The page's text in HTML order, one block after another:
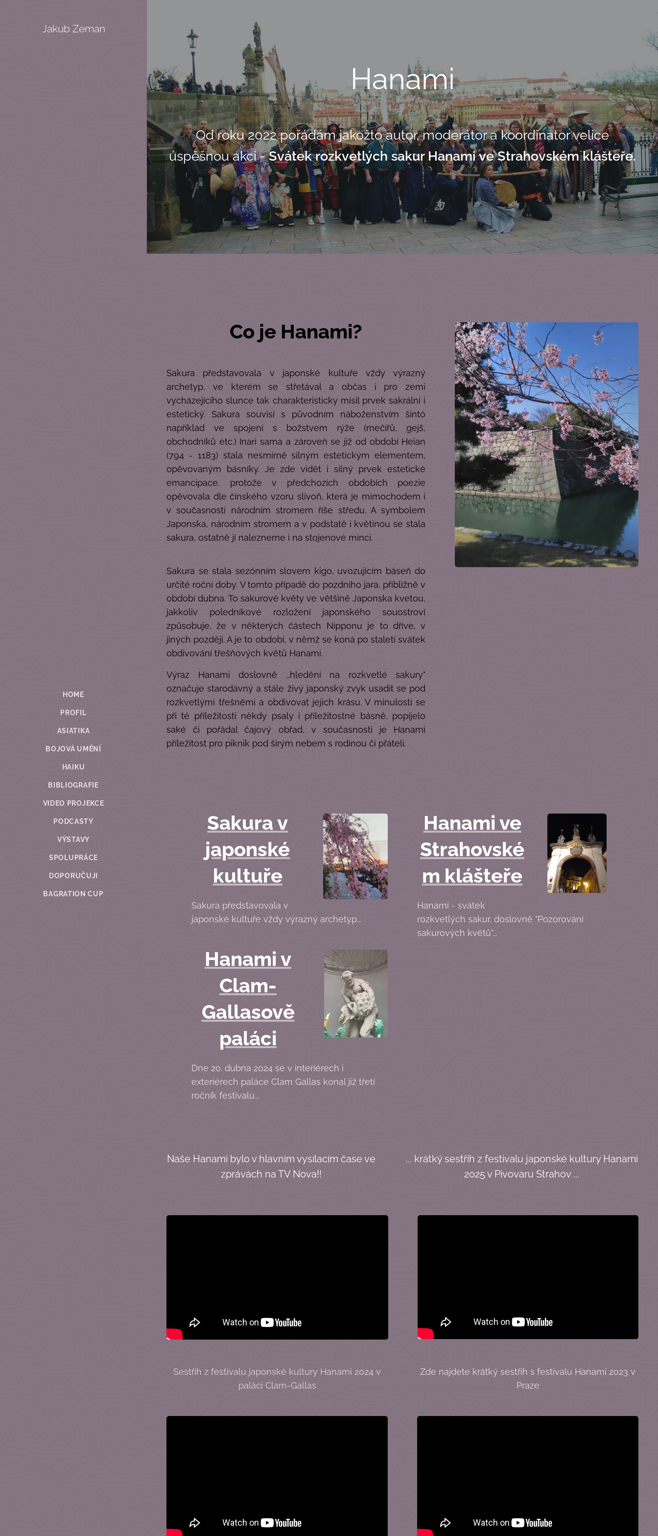
Jakub Zeman
HOME
PROFIL
ASIATIKA
BOJOVÁ UMĚNÍ
HAIKU
BIBLIOGRAFIE
VIDEO PROJEKCE
PODCASTY
VÝSTAVY
SPOLUPRÁCE
DOPORUČUJI
BAGRATION CUP
Hanami
Od roku 2022 pořádám jakožto autor, moderátor a koordinátor velice
úspěšnou akci -Svátek rozkvetlých sakur Hanami ve Strahovském klášteře.
Co je Hanami?
Sakura představovala v japonské kultuře vždy výrazný
archetyp, ve kterém se střetával a občas i pro zemi
vycházejícího slunce tak charakteristicky mísil prvek sakrální i
estetický. Sakura souvisí s původním náboženstvím šintó
například ve spojení s božstvem rýže (mečířů, gejš,
obchodníků etc.) Inari sama a zároveň se již od období Heian
(794 - 1183) stala nesmírně silným estetickým elementem,
opěvovaným básníky. Je zde vidět i silný prvek estetické
emancipace, protože v předchozích obdobích poezie
opěvovala dle čínského vzoru slivoň, která je mimochodem i
v současnosti národním stromem říše středu. A symbolem
Japonska, národním stromem a v podstatě i květinou se stala
sakura, ostatně jí nalezneme i na stojenové minci.
Sakura se stala sezónním slovem kigo, uvozujícím báseň do
určité roční doby. V tomto případě do pozdního jara, přibližně v
období dubna. To sakurové květy ve většině Japonska kvetou,
jakkoliv poledníkové rozložení japonského souostroví
způsobuje, že v některých částech Nipponu je to dříve, v
jiných později. A je to období, v němž se koná po staletí svátek
obdivování třešňových květů Hanami.
Výraz Hanami doslovně ,,hledění na rozkvetlé sakury"
označuje starodávný a stále živý japonský zvyk usadit se pod
rozkvetlými třešněmi a obdivovat jejich krásu. V minulosti se
při té příležitosti někdy psaly i příležitostné básně, popíjelo
saké či pořádal čajový obřad, v současnosti je Hanami
příležitost pro piknik pod širým nebem s rodinou či přáteli.
Sakura v
japonské
kultuře
Sakura představovala v
japonské kultuře vždy výrazný archetyp...
Hanami v
Clam-
Gallasově
paláci
Dne 20. dubna 2024 se v interiérech i
exteriérech paláce Clam Gallas konal již třetí
ročník festivalu...
Hanami ve
Strahovské
m klášteře
Hanami - svátek
rozkvetlých sakur, doslovně "Pozorování
sakurových květů"...
Naše Hanami bylo v hlavním vysílacím čase ve
zprávách na TV Nova!!
... krátký sestřih z festivalu japonské kultury Hanami
2025 v Pivovaru Strahov ...
Sestřih z festivalu japonské kultury Hanami 2024 v
paláci Clam-Gallas
Zde najdete krátký sestřih s festivalu Hanami 2023 v
Praze